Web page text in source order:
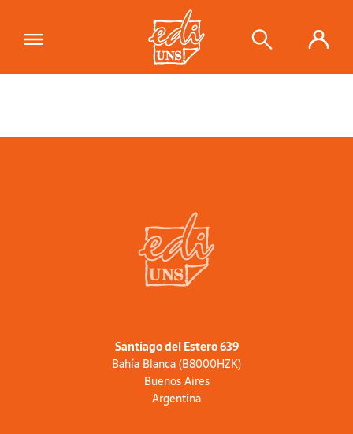
Santiago del Estero 639
Bahía Blanca (B8000HZK)
Buenos Aires
Argentina